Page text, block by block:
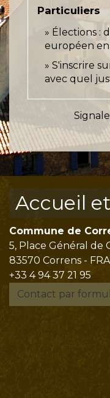
Particuliers
Élections :
européen en
S'inscrire
avec quel
Accueil
Commune de
5, Place Général de
83570 Correns -
+33 4 94 37 21 95
Contact par